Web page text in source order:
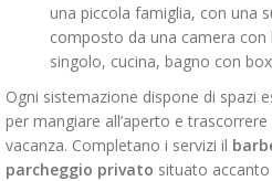
una piccola famiglia, con una
composto da una camera
singolo, cucina, bagno con
Ogni sistemazione dispone di spazi
per mangiare all’aperto e
vacanza. Completano i servizi il
parcheggio privato situato